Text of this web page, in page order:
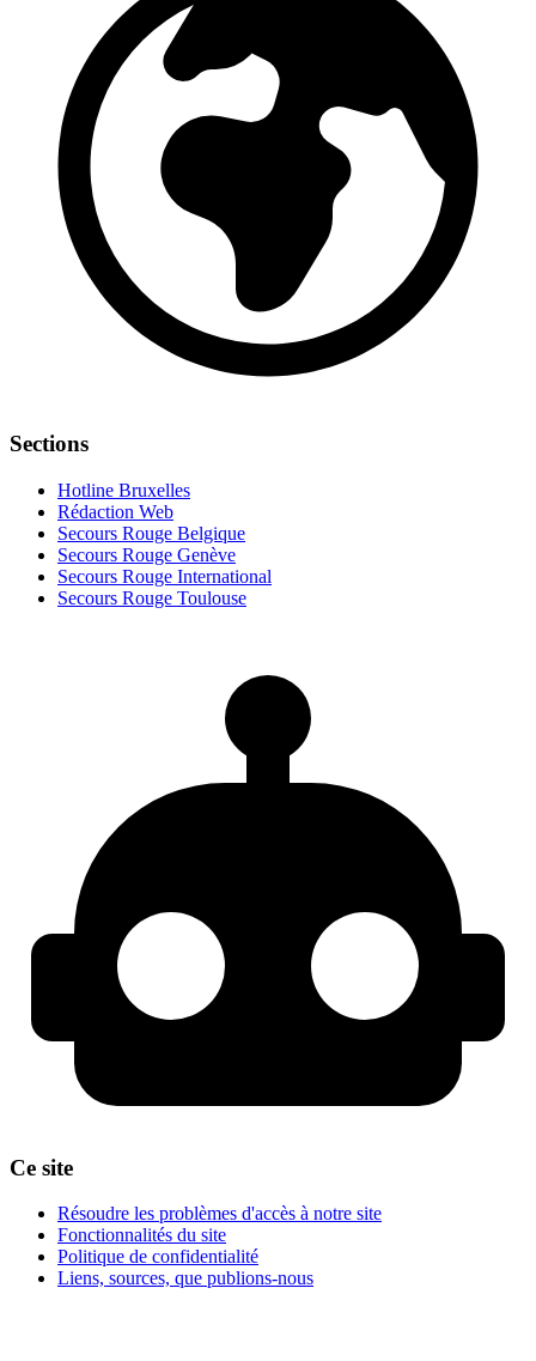
Sections
Hotline Bruxelles
Rédaction Web
Secours Rouge Belgique
Secours Rouge Genève
Secours Rouge International
Secours Rouge Toulouse
Ce site
Résoudre les problèmes d'accès à notre site
Fonctionnalités du site
Politique de confidentialité
Liens, sources, que publions-nous